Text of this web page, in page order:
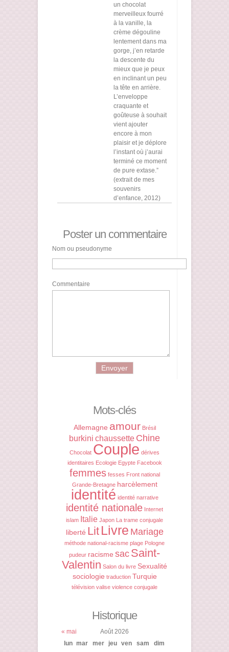
un chocolat
merveilleux fourré
à la vanille, la
crème dégouline
lentement dans ma
gorge, j’en retarde
la descente du
mieux que je peux
en inclinant un peu
la tête en arrière.
L’enveloppe
craquante et
goûteuse à souhait
vient ajouter
encore à mon
plaisir et je déplore
l’instant où j’aurai
terminé ce moment
de pure extase.”
(extrait de mes
souvenirs
d’enfance, 2012)
Poster un commentaire
Nom ou pseudonyme
Commentaire
Mots-clés
Allemagne amour Brésil
burkini chaussette Chine
Chocolat Couple dérives
identitaires Ecologie Egypte Facebook
femmes fesses Front national
Grande-Bretagne harcèlement
identité identité narrative
identité nationale Internet
islam Italie Japon La trame conjugale
liberté Lit Livre Mariage
méthode national-racisme plage Pologne
pudeur racisme sac Saint-
Valentin Salon du livre Sexualité
sociologie traduction Turquie
télévision valise violence conjugale
Historique
« mai
Août 2026
lun mar mer jeu ven sam
dim